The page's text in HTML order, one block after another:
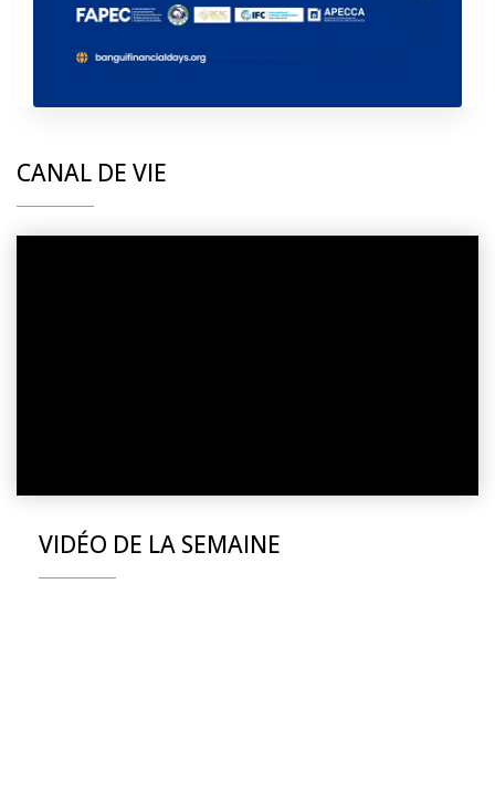
CANAL DE VIE
VIDÉO DE LA SEMAINE